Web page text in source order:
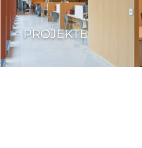
PROJEKTE